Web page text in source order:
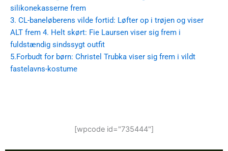
silikonekasserne frem
3. CL-baneløberens vilde fortid: Løfter op i trøjen og viser
ALT frem 4. Helt skørt: Fie Laursen viser sig frem i
fuldstændig sindssygt outfit
5.Forbudt for børn: Christel Trubka viser sig frem i vildt
fastelavns-kostume
[wpcode id="735444"]